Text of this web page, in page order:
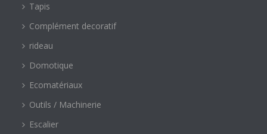
Tapis
Complément decoratif
rideau
Domotique
Ecomatériaux
Outils / Machinerie
Escalier